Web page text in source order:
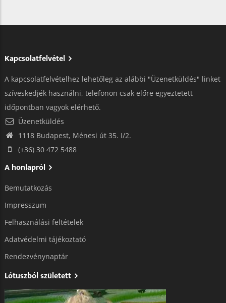
Kapcsolatfelvétel
A kapcsolatfelvételhez lehetőleg az alábbi "Üzenetküldés" linket
szíveskedjék használni, telefonon csak előre egyeztetett
időpontban vagyok elérhető.
Üzenetküldés
1118 Budapest, Ménesi út 35. I/2.
(+36) 30 472 5488
A honlapról
Bemutatkozás
Impresszum
Felhasználási feltételek
Adatvédelmi tájékoztató​
Rendezvénynaptár
Lótuszból született